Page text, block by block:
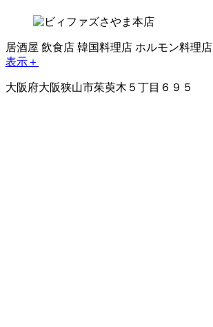
居酒屋 飲食店 韓国料理店 ホルモン料理店
表示＋
大阪府大阪狭山市茱萸木５丁目６９５